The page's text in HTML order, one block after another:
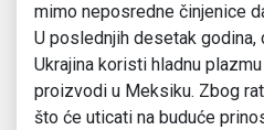
mimo neposredne činjenice
U poslednjih desetak godina,
Ukrajina koristi hladnu
proizvodi u Meksiku. Zbog
što će uticati na buduće